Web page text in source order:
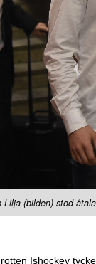
(bilden) stod
Ishockey